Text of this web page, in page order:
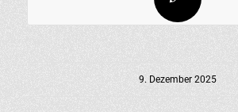
9. Dezember 2025